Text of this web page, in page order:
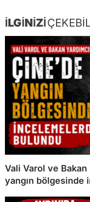
İLGİNİZİ
Vali Varol ve Bakan
yangın bölgesinde